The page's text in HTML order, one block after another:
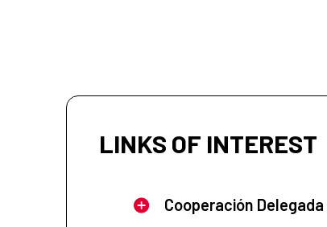
LINKS OF INTEREST
Cooperación Delegada